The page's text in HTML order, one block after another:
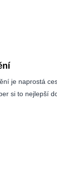
je naprostá
si to nejlepší